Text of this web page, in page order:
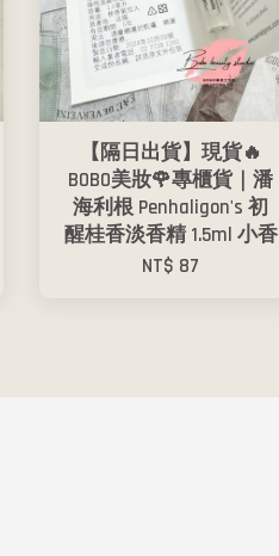
【隔日出貨】現貨🔥
BOBO美妝🌹專櫃貨｜潘
海利根 Penhaligon's 初
醒桂香淡香精 1.5ml 小香
NT$ 87